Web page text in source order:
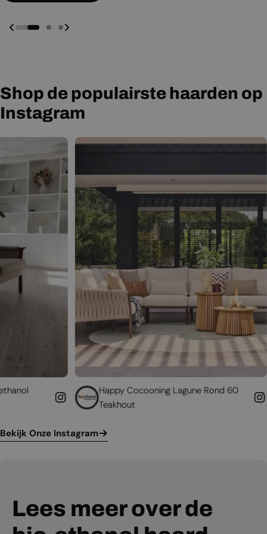
Shop de populairste haarden op
Instagram
Happy Cocooning Lagune Rond 60
Geef uw
Bekijk Onze Instagram
Lees meer over de